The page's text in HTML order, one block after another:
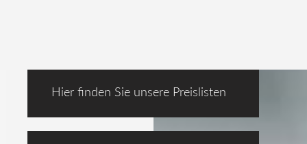
Hier finden Sie unsere Preislisten